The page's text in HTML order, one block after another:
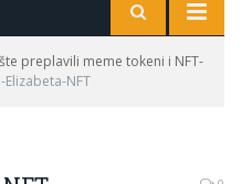
preplavili meme tokeni i NFT-
Elizabeta-NFT